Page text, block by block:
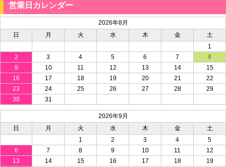
営業日カレンダー
2026年8月
日
月 火 水 木 金
土
1
2
3 4 5 6 7
8
9
10 11 12 13 14
15
16
17 18 19 20 21
22
23
24 25 26 27 28
29
30
31
2026年9月
日
月 火 水 木 金
土
1
2 3 4
5
6
7 8 9 10 11
12
13
14 15 16 17 18
19